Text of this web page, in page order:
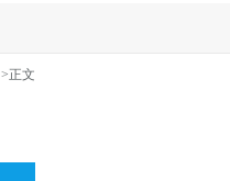
>正文